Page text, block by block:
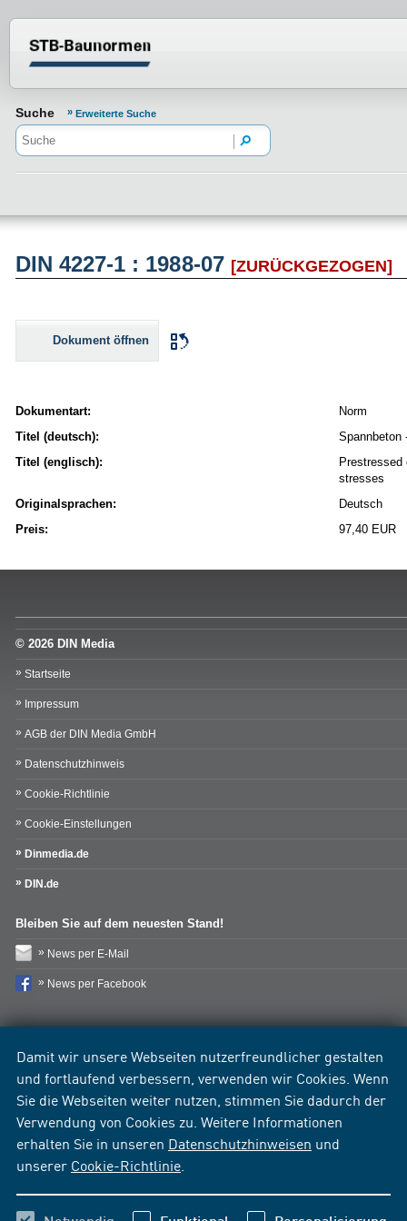
Damit wir unsere Webseiten nutzerfreundlicher gestalten
und fortlaufend verbessern, verwenden wir Cookies. Wenn
Sie die Webseiten weiter nutzen, stimmen Sie dadurch der
Verwendung von Cookies zu. Weitere Informationen
erhalten Sie in unseren Datenschutzhinweisen und
unserer Cookie-Richtlinie
Suche Erweiterte Suche
DIN 4227-1 : 1988-07 [ZURÜCKGEZOGEN]
Dokument öffnen
Dokumentart:
Norm
Titel (deutsch):
Spannbeton
Titel (englisch):
stresses
Originalsprachen:
Deutsch
Preis:
97,40 EUR
© 2026 DIN Media
Startseite
Impressum
AGB der DIN Media GmbH
Datenschutzhinweis
Cookie-Richtlinie
Cookie-Einstellungen
Dinmedia.de
DIN.de
Bleiben Sie auf dem neuesten Stand!
News per E-Mail
News per Facebook